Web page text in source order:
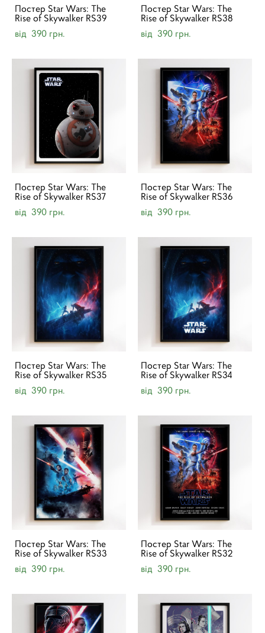
Постер Star Wars: The
Rise of Skywalker RS39
від 390 грн.
Постер Star Wars: The
Rise of Skywalker RS38
від 390 грн.
Постер Star Wars: The
Rise of Skywalker RS37
від 390 грн.
Постер Star Wars: The
Rise of Skywalker RS36
від 390 грн.
Постер Star Wars: The
Rise of Skywalker RS35
від 390 грн.
Постер Star Wars: The
Rise of Skywalker RS34
від 390 грн.
Постер Star Wars: The
Rise of Skywalker RS33
від 390 грн.
Постер Star Wars: The
Rise of Skywalker RS32
від 390 грн.